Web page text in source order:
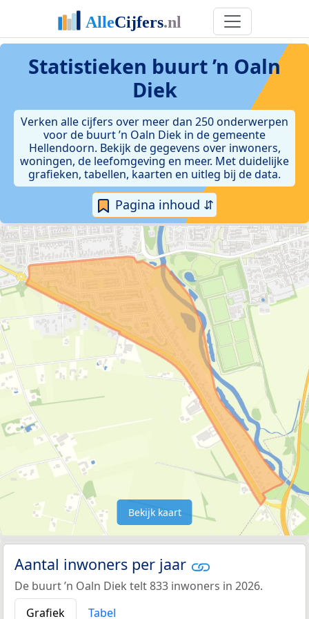
Statistieken buurt ’n Oaln
Diek
Verken alle cijfers over meer dan 250 onderwerpen
voor de buurt ’n Oaln Diek in de gemeente
Hellendoorn. Bekijk de gegevens over inwoners,
woningen, de leefomgeving en meer. Met duidelijke
grafieken, tabellen, kaarten en uitleg bij de data.
Pagina inhoud ⇵
Bekijk kaart
Aantal inwoners per jaar
De buurt ’n Oaln Diek telt 833 inwoners in 2026.
Grafiek
Tabel